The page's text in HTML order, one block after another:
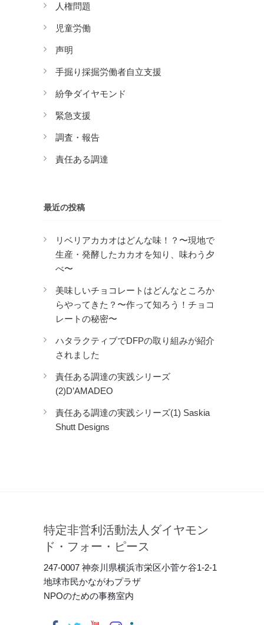
人権問題
児童労働
声明
手掘り採掘労働者自立支援
紛争ダイヤモンド
緊急支援
調査・報告
責任ある調達
最近の投稿
リベリアカカオはどんな味！？〜現地で
生産・発酵したカカオを知り、味わう夕
べ〜
美味しいチョコレートはどんなところか
らやってきた？〜作って知ろう！チョコ
レートの秘密〜
ハタラクティブでDFPの取り組みが紹介
されました
責任ある調達の実践シリーズ
(2)D’AMADEO
責任ある調達の実践シリーズ(1) Saskia
Shutt Designs
特定非営利活動法人ダイヤモン
ド・フォー・ピース
247-0007 神奈川県横浜市栄区小菅ケ谷1-2-1
地球市民かながわプラザ
NPOのための事務室内